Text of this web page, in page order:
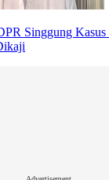
Singgung